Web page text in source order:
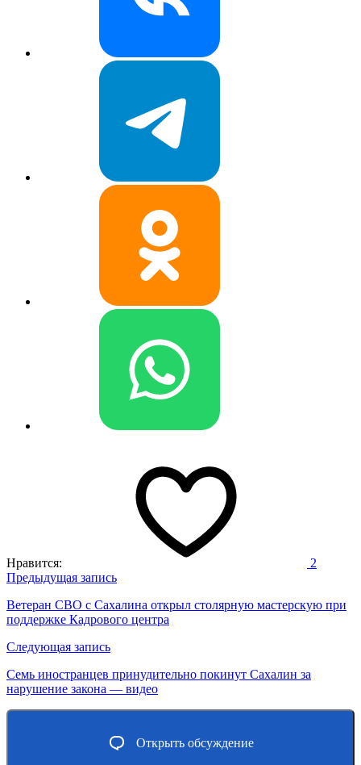
Нравится: 2
Навигация
по
записям
Предыдущая запись
Ветеран СВО с Сахалина открыл столярную мастерскую при
поддержке Кадрового центра
Следующая запись
Семь иностранцев принудительно покинут Сахалин за
нарушение закона — видео
Открыть обсуждение